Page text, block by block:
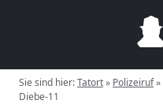
Sie sind hier:Tatort» Polizeiruf»
Diebe-11